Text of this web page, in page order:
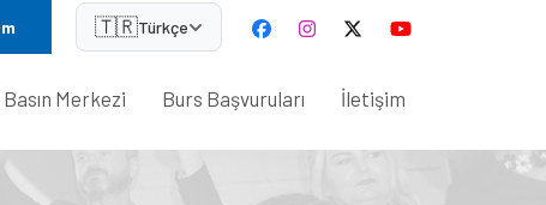
🇹🇷Türkçe
Basın Merkezi Burs Başvuruları İletişim